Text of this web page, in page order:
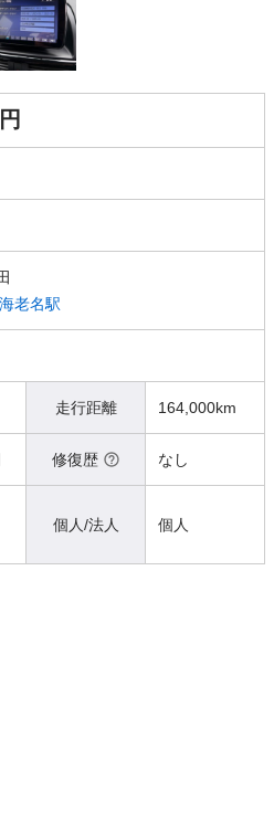
海老名駅
走行距離 164,000km
修復歴 なし
個人/法人 個人